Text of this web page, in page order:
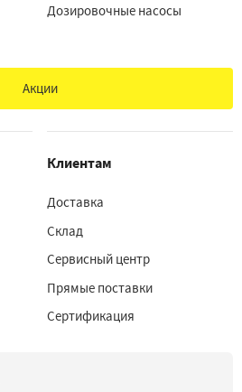
Дозировочные насосы
Акции
Клиентам
Доставка
Склад
Сервисный центр
Прямые поставки
Сертификация